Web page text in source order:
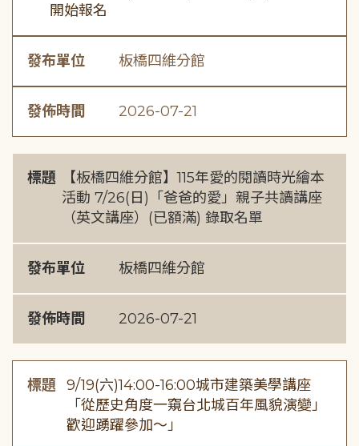
開始報名
發布單位 板橋四維分館
發佈時間 2026-07-21
標題
【板橋四維分館】115年愛的閱讀時光繪本
活動 7/26(日)「爸爸的愛」親子共讀講座
（英文講座）(已額滿) 錄取名單
發布單位 板橋四維分館
發佈時間 2026-07-21
標題 9/19(六)14:00-16:00城市建築美學講座
「從歷史角度一窺台北城百年風貌演變」
歡迎踴躍參加～」